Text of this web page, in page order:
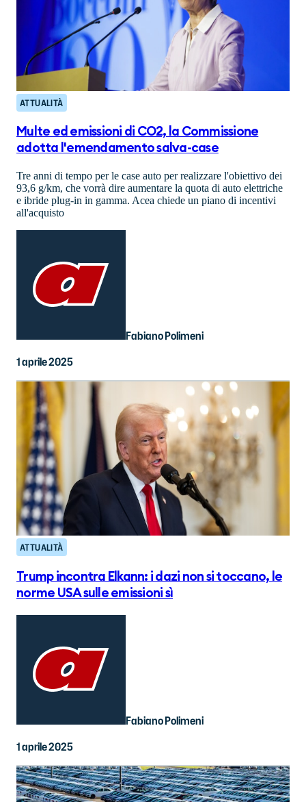
ATTUALITÀ
Multe ed emissioni di CO2, la Commissione
adotta l'emendamento salva-case
Tre anni di tempo per le case auto per realizzare l'obiettivo dei
93,6 g/km, che vorrà dire aumentare la quota di auto elettriche
e ibride plug-in in gamma. Acea chiede un piano di incentivi
all'acquisto
Fabiano Polimeni
1 aprile 2025
ATTUALITÀ
Trump incontra Elkann: i dazi non si toccano, le
norme USA sulle emissioni sì
Fabiano Polimeni
1 aprile 2025